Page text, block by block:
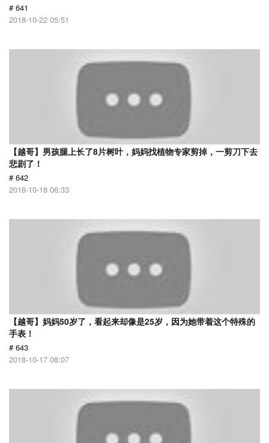
# 641
2018-10-22 05:51
【越哥】男孩腿上长了8片树叶，妈妈找植物专家剪掉，一剪刀下去
悲剧了！
# 642
2018-10-18 06:33
【越哥】妈妈50岁了，看起来却像是25岁，因为她带着这个特殊的
手表！
# 643
2018-10-17 08:07